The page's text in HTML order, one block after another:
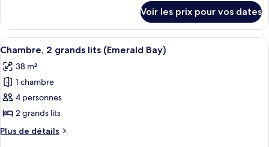
Suite
Deluxe,
1
chambre
le
type
de
Suite
Deluxe,
chambre
Voir les prix pour vos dates
Afficher
toutes
les
photos
pour
ce
type
de
Une chambre d’hôtel avec deux lits,
5
Chambre, 2 grands lits (Emerald Bay)
38 m²
1 chambre
4 personnes
2 grands lits
Plus de détails
Plus